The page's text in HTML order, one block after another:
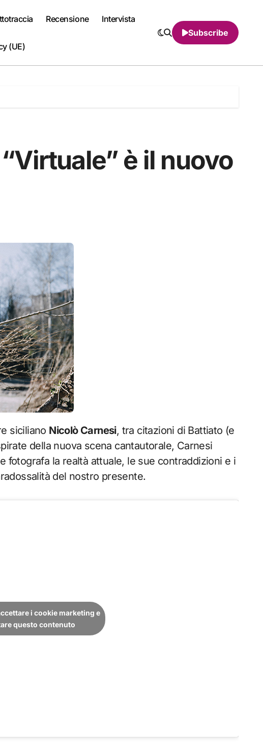
Recensione Intervista
(UE)
Subscribe
è il nuovo
siciliano Nicolò Carnesi, tra citazioni di Battiato (e
della nuova scena cantautorale, Carnesi
fotografa la realtà attuale, le sue contraddizioni e i
del nostro presente.
i cookie marketing e
questo contenuto